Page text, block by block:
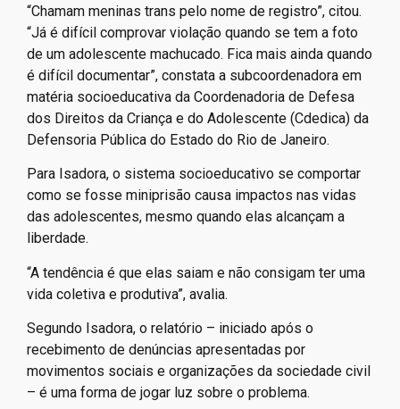
“Chamam meninas trans pelo nome de registro”, citou.
“Já é difícil comprovar violação quando se tem a foto
de um adolescente machucado. Fica mais ainda quando
é difícil documentar”, constata a subcoordenadora em
matéria socioeducativa da Coordenadoria de Defesa
dos Direitos da Criança e do Adolescente (Cdedica) da
Defensoria Pública do Estado do Rio de Janeiro.
Para Isadora, o sistema socioeducativo se comportar
como se fosse miniprisão causa impactos nas vidas
das adolescentes, mesmo quando elas alcançam a
liberdade.
“A tendência é que elas saiam e não consigam ter uma
vida coletiva e produtiva”, avalia.
Segundo Isadora, o relatório – iniciado após o
recebimento de denúncias apresentadas por
movimentos sociais e organizações da sociedade civil
– é uma forma de jogar luz sobre o problema.